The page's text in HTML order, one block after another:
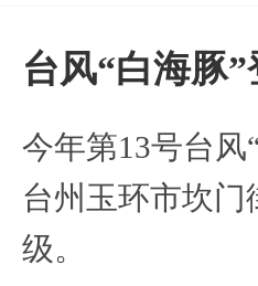
台风“白海豚
今年第13号台风
台州玉环市坎
级。